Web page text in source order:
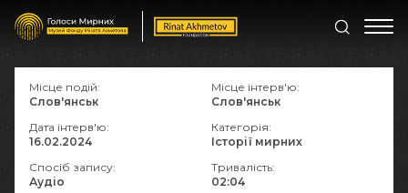
Місце подій:
Слов'янськ
Місце інтерв'ю:
Слов'янськ
Дата інтерв'ю:
16.02.2024
Категорія:
Історії мирних
Спосіб запису:
Аудіо
Тривалість:
02:04